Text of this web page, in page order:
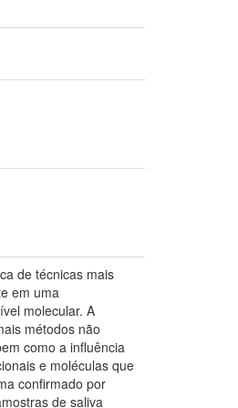
de técnicas mais
em uma
molecular. A
métodos não
como a influência
e moléculas que
confirmado por
de saliva